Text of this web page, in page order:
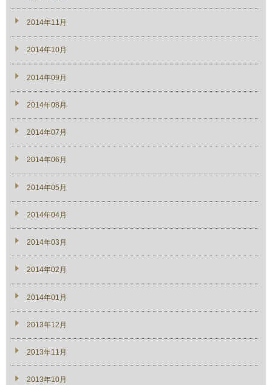
2014年11月
2014年10月
2014年09月
2014年08月
2014年07月
2014年06月
2014年05月
2014年04月
2014年03月
2014年02月
2014年01月
2013年12月
2013年11月
2013年10月